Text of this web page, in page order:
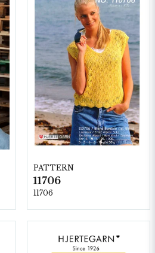
PATTERN
11706
11706